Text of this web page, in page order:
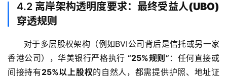
4.2 离岸架构透明度要求：最终受益人(UBO)
穿透规则
对于多层股权架构（例如BVI公司背后是信托或另一家
香港公司），华美银行严格执行 “25%规则” ：任何直接或
间接持有25%以上股权的自然人，都需提供护照、地址证